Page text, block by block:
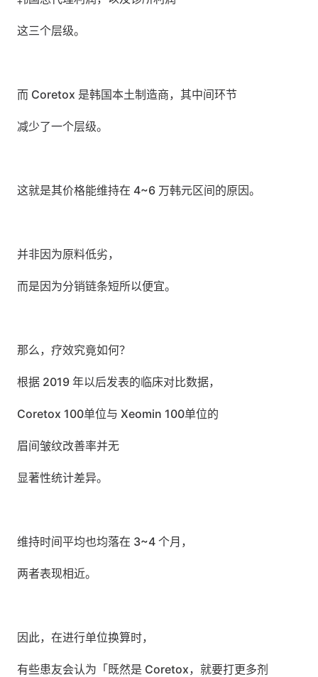
这三个层级。
而 Coretox 是韩国本土制造商，其中间环节
减少了一个层级。
这就是其价格能维持在 4~6 万韩元区间的原因。
并非因为原料低劣，
而是因为分销链条短所以便宜。
那么，疗效究竟如何？
根据 2019 年以后发表的临床对比数据，
Coretox 100单位与 Xeomin 100单位的
眉间皱纹改善率并无
显著性统计差异。
维持时间平均也均落在 3~4 个月，
两者表现相近。
因此，在进行单位换算时，
有些患友会认为「既然是 Coretox，就要打更多剂